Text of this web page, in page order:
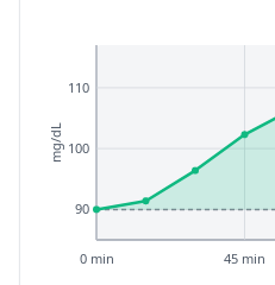
90
100
110
0 min 45 min
mg/dL